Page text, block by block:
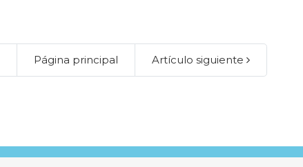
Página principal Artículo siguiente